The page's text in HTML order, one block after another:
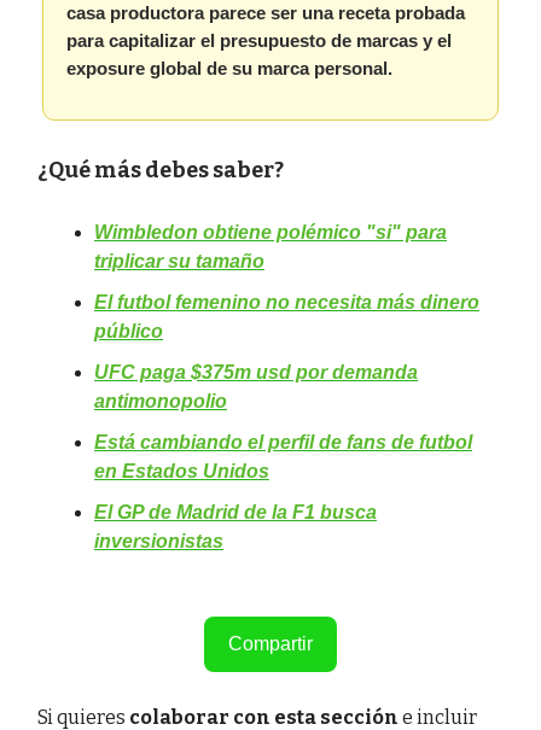
casa productora parece ser una receta probada
para capitalizar el presupuesto de marcas y el
exposure global de su marca personal.
¿Qué más debes saber?
Wimbledon obtiene polémico "si" para
triplicar su tamaño
El futbol femenino no necesita más dinero
público
UFC paga $375m usd por demanda
antimonopolio
Está cambiando el perfil de fans de futbol
en Estados Unidos
El GP de Madrid de la F1 busca
inversionistas
Compartir
Si quieres colaborar con esta sección e incluir